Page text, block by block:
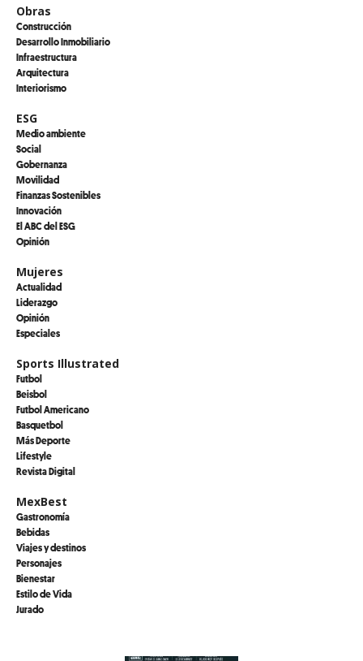
Obras
Construcción
Desarrollo Inmobiliario
Infraestructura
Arquitectura
Interiorismo
ESG
Medio ambiente
Social
Gobernanza
Movilidad
Finanzas Sostenibles
Innovación
El ABC del ESG
Opinión
Mujeres
Actualidad
Liderazgo
Opinión
Especiales
Sports Illustrated
Futbol
Beisbol
Futbol Americano
Basquetbol
Más Deporte
Lifestyle
Revista Digital
MexBest
Gastronomía
Bebidas
Viajes y destinos
Personajes
Bienestar
Estilo de Vida
Jurado